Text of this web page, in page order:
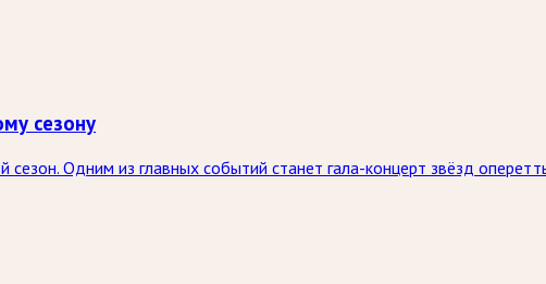
сезону
Одним из главных событий станет гала-концерт звёзд